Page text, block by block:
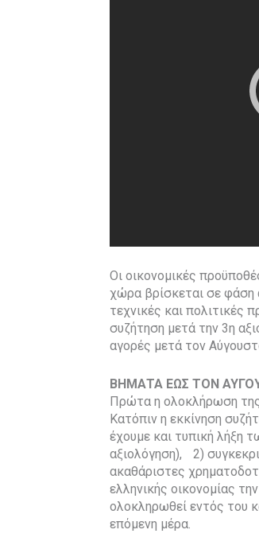
Οι οικονομικές
χώρα βρίσκεται σε φάση
τεχνικές και πολιτικές
συζήτηση μετά την 3η
αγορές μετά τον
ΒΗΜΑΤΑ ΕΩΣ ΤΟΝ
Πρώτα η ολοκλήρωση
Κατόπιν η εκκίνηση
έχουμε και τυπική λήξη
αξιολόγηση), 2)
ακαθάριστες
ελληνικής οικονομίας
ολοκληρωθεί εντός του
επόμενη μέρα.